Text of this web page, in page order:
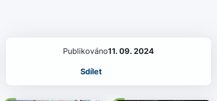
Publikováno11. 09. 2024
Sdílet